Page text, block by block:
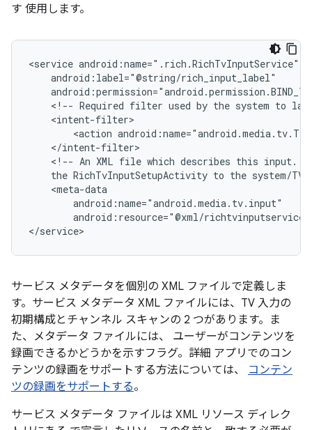
す 使用します。
<service
<!-- Required filter used by the system to
<action
<!-- An XML file which describes this input.
the RichTvInputSetupActivity to the system/TV
android:resource="@xml/richtvinputservice"
</service>
サービス メタデータを個別の XML ファイルで定義しま
す。サービス メタデータ XML ファイルには、TV 入力の
初期構成とチャンネル スキャンの 2 つがあります。ま
た、メタデータ ファイルには、 ユーザーがコンテンツを
録画できるかどうかを示すフラグ。詳細 アプリでのコン
テンツの録画をサポートする方法については、 コンテン
ツの録画をサポートする。
サービス メタデータ ファイルは XML リソース ディレク